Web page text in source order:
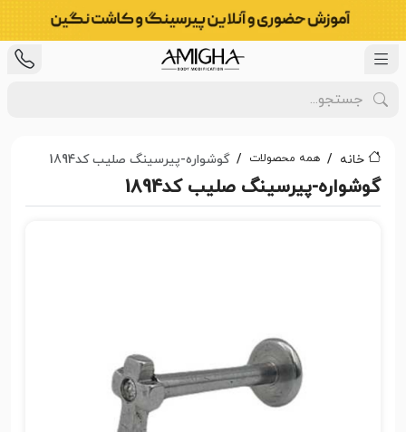
خانه همه محصولات گوشواره-پیرسینگ صلیب کد1894
گوشواره-پیرسینگ صلیب کد1894